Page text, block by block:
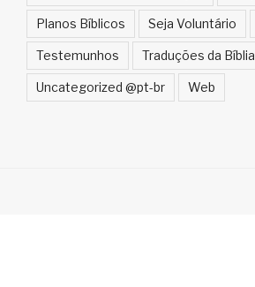
Planos Bíblicos Seja Voluntário
Testemunhos Traduções da Bíblia
Uncategorized @pt-br Web